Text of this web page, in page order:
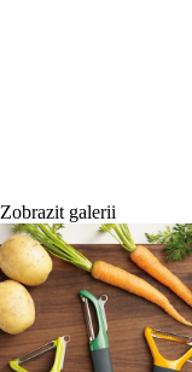
Zobrazit galerii